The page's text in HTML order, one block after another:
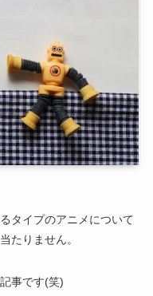
タイプのアニメについて
たりません。
事です(笑)